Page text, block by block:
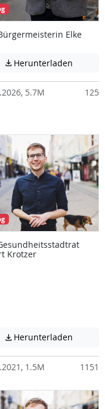
Datei enthält unter
Elke
 Herunterladen
5.7M 125
Datei enthält unter
Krotzer
 Herunterladen
1.5M 1151